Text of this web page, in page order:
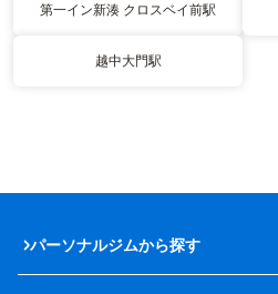
第一イン新湊 クロスベイ前駅
越中大門駅
パーソナルジムから探す